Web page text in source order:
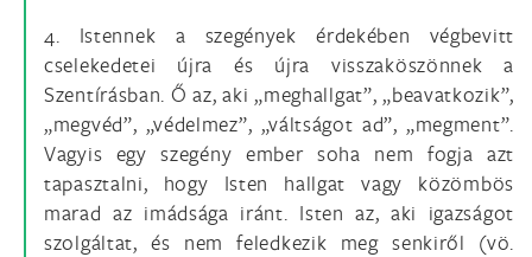
4. Istennek a szegények érdekében végbevitt
cselekedetei újra és újra visszaköszönnek a
Szentírásban. Ő az, aki „meghallgat”, „beavatkozik”,
„megvéd”, „védelmez”, „váltságot ad”, „megment”.
Vagyis egy szegény ember soha nem fogja azt
tapasztalni, hogy Isten hallgat vagy közömbös
marad az imádsága iránt. Isten az, aki igazságot
szolgáltat, és nem feledkezik meg senkiről (vö.